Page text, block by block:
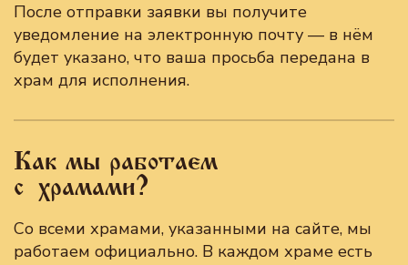
После отправки заявки вы получите
уведомление на электронную почту — в нём
будет указано, что ваша просьба передана в
храм для исполнения.
Как мы работаем
с храмами?
Со всеми храмами, указанными на сайте, мы
работаем официально. В каждом храме есть